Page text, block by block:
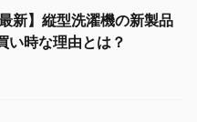
新】縦型洗濯機の新製品
い時な理由とは？